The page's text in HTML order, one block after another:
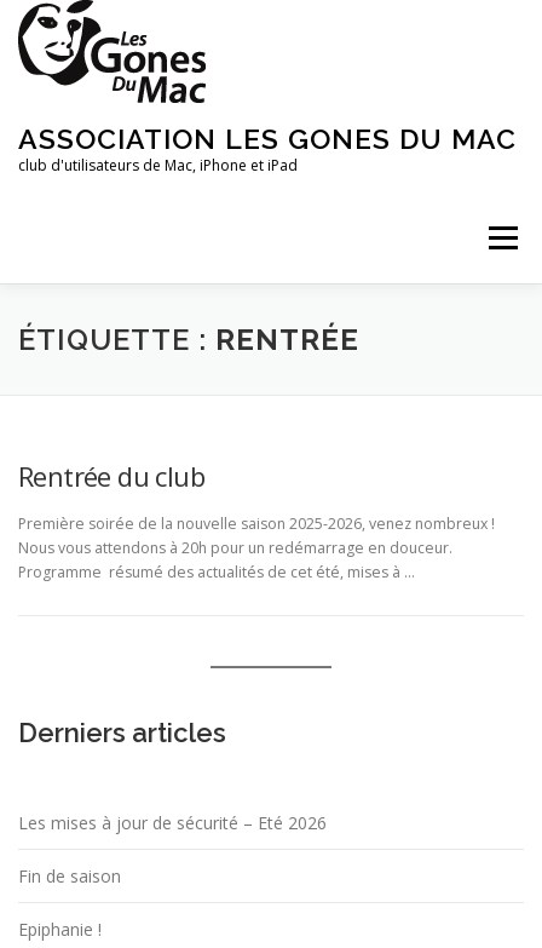
Aller
contenu
ASSOCIATION LES GONES DU MAC
club d'utilisateurs de Mac, iPhone et iPad
Menu
ARTICLES PRÉSENTATION DU CLUB
ÉTIQUETTE : RENTRÉE
Rentrée du club
Première soirée de la nouvelle saison 2025-2026, venez nombreux !
Nous vous attendons à 20h pour un redémarrage en douceur.
Programme résumé des actualités de cet été, mises à …
Derniers articles
Les mises à jour de sécurité – Eté 2026
Fin de saison
Epiphanie !